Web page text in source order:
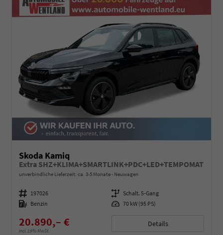
Skoda Kamiq
Extra SHZ+KLIMA+SMARTLINK+PDC+LED+TEMPOMAT
unverbindliche Lieferzeit: ca. 3-5 Monate Neuwagen
Fahrzeugnummer 197026 Getriebe Schalt. 5-Gang
Kraftstoff Benzin Leistung 70 kW (95 PS)
20.890,– €
incl. 19% MwSt.
Details